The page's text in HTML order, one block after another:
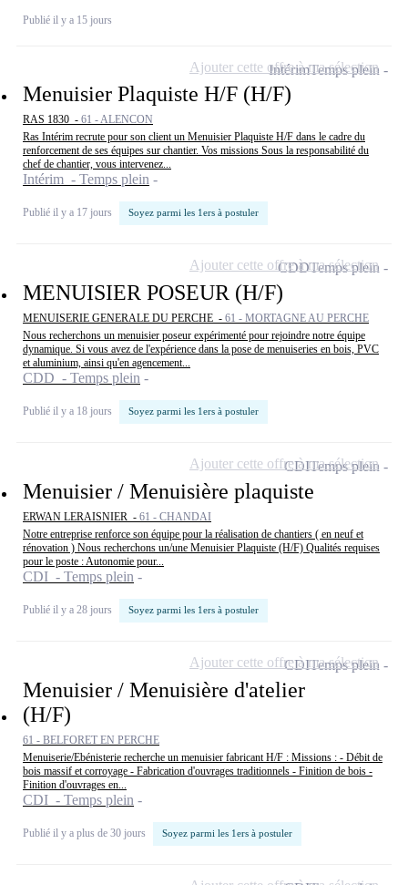
Publié il y a 15 jours
Menuisier Plaquiste H/F (H/F)
RAS 1830 - 61 - ALENCON
Ras Intérim recrute pour son client un Menuisier Plaquiste H/F dans le cadre du
renforcement de ses équipes sur chantier. Vos missions Sous la responsabilité du
chef de chantier, vous intervenez...
Intérim - Temps plein
Publié il y a 17 jours Soyez parmi les 1ers à postuler
IntérimTemps plein
Ajouter cette offre à ma sélection
MENUISIER POSEUR (H/F)
MENUISERIE GENERALE DU PERCHE - 61 - MORTAGNE AU PERCHE
Nous recherchons un menuisier poseur expérimenté pour rejoindre notre équipe
dynamique. Si vous avez de l'expérience dans la pose de menuiseries en bois, PVC
et aluminium, ainsi qu'en agencement...
CDD - Temps plein
Publié il y a 18 jours Soyez parmi les 1ers à postuler
CDDTemps plein
Ajouter cette offre à ma sélection
Menuisier / Menuisière plaquiste
ERWAN LERAISNIER - 61 - CHANDAI
Notre entreprise renforce son équipe pour la réalisation de chantiers ( en neuf et
rénovation ) Nous recherchons un/une Menuisier Plaquiste (H/F) Qualités requises
pour le poste : Autonomie pour...
CDI - Temps plein
Publié il y a 28 jours Soyez parmi les 1ers à postuler
CDITemps plein
Ajouter cette offre à ma sélection
Menuisier / Menuisière d'atelier
(H/F)
61 - BELFORET EN PERCHE
Menuiserie/Ebénisterie recherche un menuisier fabricant H/F : Missions : - Débit de
bois massif et corroyage - Fabrication d'ouvrages traditionnels - Finition de bois -
Finition d'ouvrages en...
CDI - Temps plein
Publié il y a plus de 30 jours Soyez parmi les 1ers à postuler
CDITemps plein
Ajouter cette offre à ma sélection